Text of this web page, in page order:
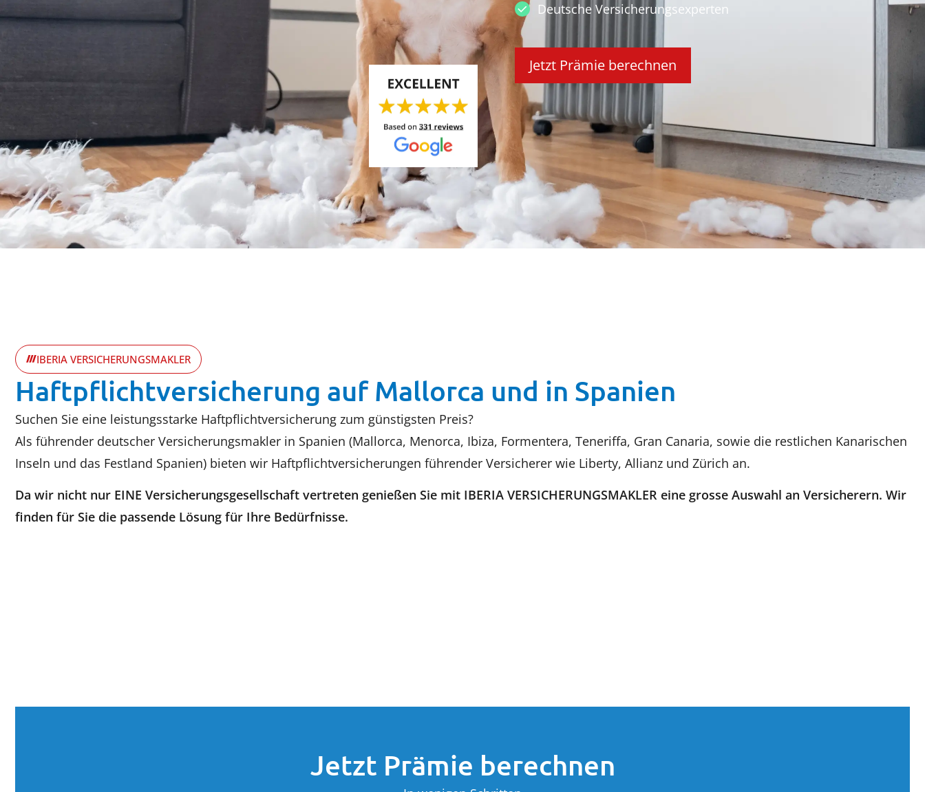
Deutsche Versicherungsexperten
Jetzt Prämie berechnen
IBERIA VERSICHERUNGSMAKLER
Haftpflichtversicherung auf Mallorca und in Spanien
Suchen Sie eine leistungsstarke Haftpflichtversicherung zum günstigsten Preis?
Als führender deutscher Versicherungsmakler in Spanien (Mallorca, Menorca, Ibiza, Formentera, Teneriffa, Gran Canaria, sowie die restlichen Kanarischen
Inseln und das Festland Spanien) bieten wir Haftpflichtversicherungen führender Versicherer wie Liberty, Allianz und Zürich an.
Da wir nicht nur EINE Versicherungsgesellschaft vertreten genießen Sie mit IBERIA VERSICHERUNGSMAKLER eine grosse Auswahl an Versicherern. Wir
finden für Sie die passende Lösung für Ihre Bedürfnisse.
Jetzt Prämie berechnen